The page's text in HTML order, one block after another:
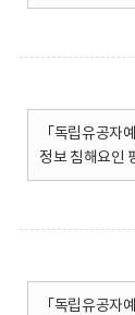
「독립유공자
정보 침해요인
「독립유공자